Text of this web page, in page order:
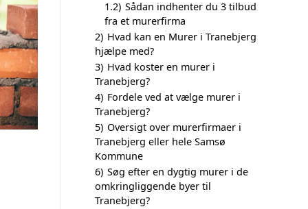
1.2) Sådan indhenter du 3 tilbud
fra et murerfirma
2) Hvad kan en Murer i Tranebjerg
hjælpe med?
3) Hvad koster en murer i
Tranebjerg?
4) Fordele ved at vælge murer i
Tranebjerg?
5) Oversigt over murerfirmaer i
Tranebjerg eller hele Samsø
Kommune
6) Søg efter en dygtig murer i de
omkringliggende byer til
Tranebjerg?